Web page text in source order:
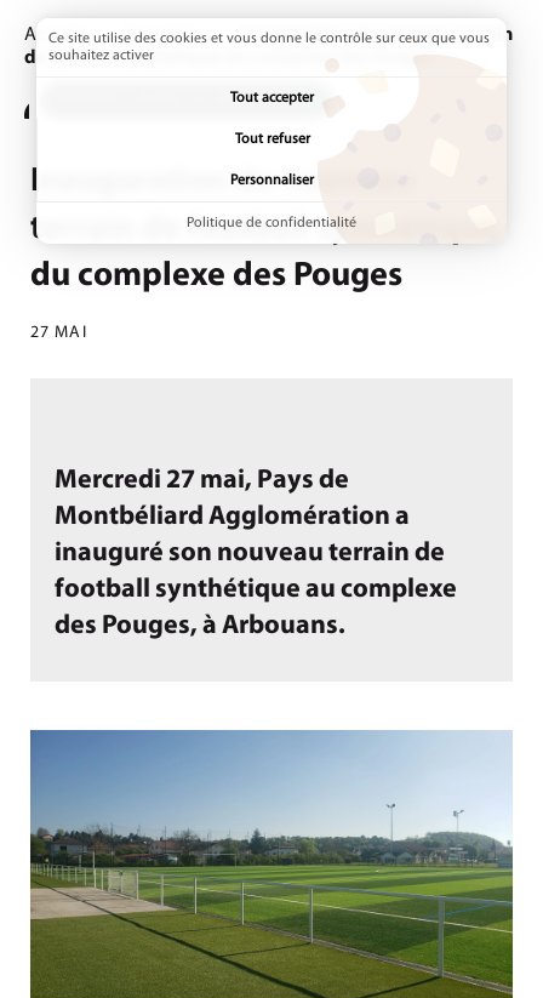
Accueil Actualités Page active :
Inauguration du nouveau terrain
de football synthétique du complexe des Pouges
ADDTOANY (SHARE) EST DÉSACTIVÉ.
Inauguration du nouveau
terrain de football synthétique
du complexe des Pouges
27 MAI
Mercredi 27 mai, Pays de
Montbéliard Agglomération a
inauguré son nouveau terrain de
football synthétique au complexe
des Pouges, à Arbouans.
Ce site utilise des cookies et vous donne le contrôle sur ceux que vous
souhaitez activer
Tout accepter
Tout refuser
Personnaliser
Politique de confidentialité